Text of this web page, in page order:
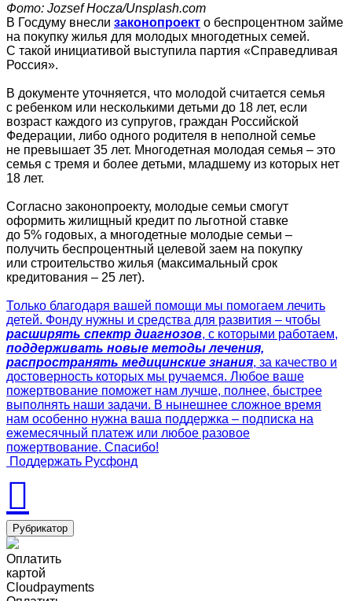
Фото: Jozsef Hocza/Unsplash.com
В Госдуму внесли законопроект о беспроцентном займе
на покупку жилья для молодых многодетных семей.
С такой инициативой выступила партия «Справедливая
Россия».
В документе уточняется, что молодой считается семья
с ребенком или несколькими детьми до 18 лет, если
возраст каждого из супругов, граждан Российской
Федерации, либо одного родителя в неполной семье
не превышает 35 лет. Многодетная молодая семья – это
семья с тремя и более детьми, младшему из которых нет
18 лет.
Согласно законопроекту, молодые семьи смогут
оформить жилищный кредит по льготной ставке
до 5% годовых, а многодетные молодые семьи –
получить беспроцентный целевой заем на покупку
или строительство жилья (максимальный срок
кредитования – 25 лет).
Только благодаря вашей помощи мы помогаем лечить
детей. Фонду нужны и средства для развития – чтобы
расширять спектр диагнозов, с которыми работаем,
поддерживать новые методы лечения,
распространять медицинские знания, за качество и
достоверность которых мы ручаемся. Любое ваше
пожертвование поможет нам лучше, полнее, быстрее
выполнять наши задачи. В нынешнее сложное время
нам особенно нужна ваша поддержка – подписка на
ежемесячный платеж или любое разовое
пожертвование. Спасибо!
Поддержать Русфонд
Рубрикатор
Оплатить
картой
Cloudpayments